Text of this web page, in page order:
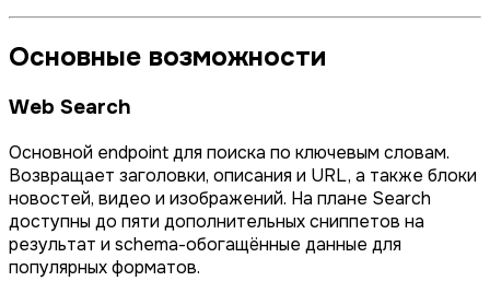
Основные возможности
Web Search
Основной endpoint для поиска по ключевым словам.
Возвращает заголовки, описания и URL, а также блоки
новостей, видео и изображений. На плане Search
доступны до пяти дополнительных сниппетов на
результат и schema-обогащённые данные для
популярных форматов.